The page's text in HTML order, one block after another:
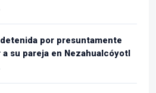
por presuntamente
su pareja en Nezahualcóyotl